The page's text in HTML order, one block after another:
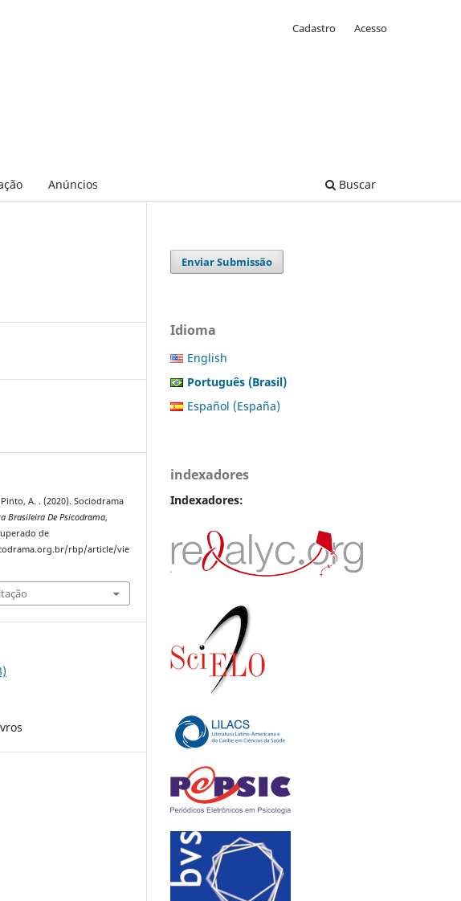
Anúncios Buscar
Cadastro Acesso
A. . (2020). Sociodrama
Brasileira De Psicodrama,
de
rbp/article/vie
Enviar Submissão
Idioma
English
Português (Brasil)
Español (España)
indexadores
Indexadores: